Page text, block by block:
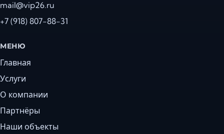
mail@vip26.ru
+7 (918) 807-88-31
МЕНЮ
Главная
Услуги
О компании
Партнёры
Наши объекты